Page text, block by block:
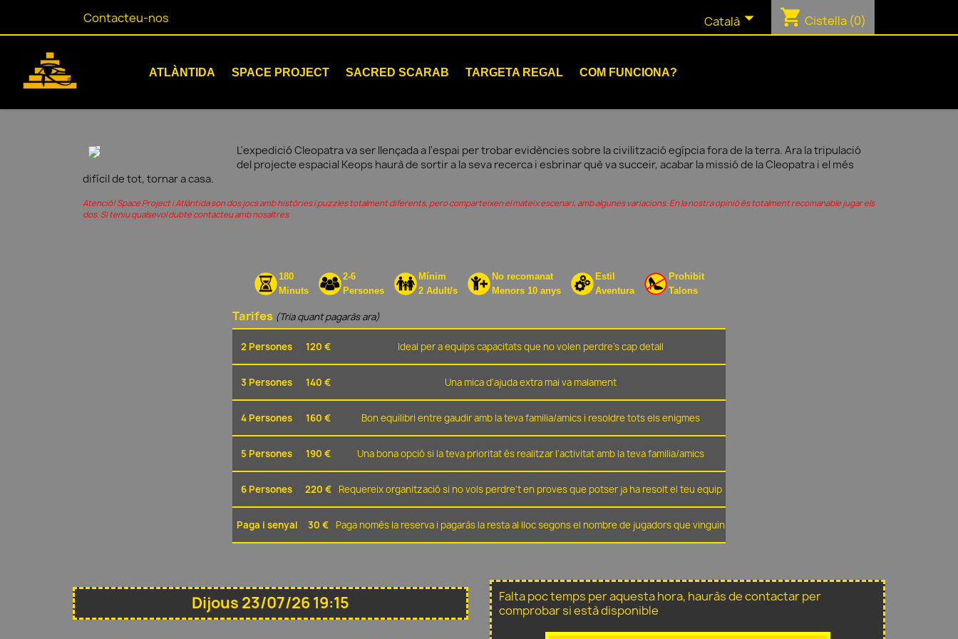
Contacteu-nos Català shopping_cart Cistella (0)
ATLÀNTIDA SPACE PROJECT SACRED SCARAB TARGETA REGAL COM FUNCIONA?
L'expedició Cleopatra va ser llençada a l'espai per trobar evidències sobre la civilització egípcia fora de la terra. Ara la tripulació
del projecte espacial Keops haurà de sortir a la seva recerca i esbrinar què va succeir, acabar la missió de la Cleopatra i el més
difícil de tot, tornar a casa.
Atenció! Space Project i Atlàntida son dos jocs amb històries i puzzles totalment diferents, pero comparteixen el mateix escenari, amb algunes variacions. En la nostra opinió és totalment recomanable jugar els
dos. Si teniu qualsevol dubte contacteu amb nosaltres
180
Minuts
2-6
Persones
Mínim
2 Adult/s
No recomanat
Menors 10 anys
Estil
Aventura
Prohibit
Talons
Tarifes (Tria quant pagaràs ara)
2 Persones 120 € Ideal per a equips capacitats que no volen perdre's cap detall
3 Persones 140 € Una mica d'ajuda extra mai va malament
4 Persones 160 € Bon equilibri entre gaudir amb la teva familia/amics i resoldre tots els enigmes
5 Persones 190 € Una bona opció si la teva prioritat és realitzar l'activitat amb la teva familia/amics
6 Persones 220 € Requereix organització si no vols perdre't en proves que potser ja ha resolt el teu equip
Paga i senyal 30 € Paga nomès la reserva i pagaràs la resta al lloc segons el nombre de jugadors que vinguin
Dijous 23/07/26 19:15
Falta poc temps per aquesta hora, hauràs de contactar per
comprobar si està disponible